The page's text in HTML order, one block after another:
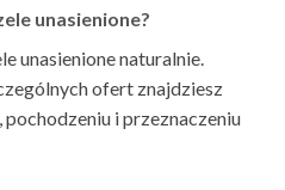
unasienione?
unasienione naturalnie.
ofert znajdziesz
i przeznaczeniu